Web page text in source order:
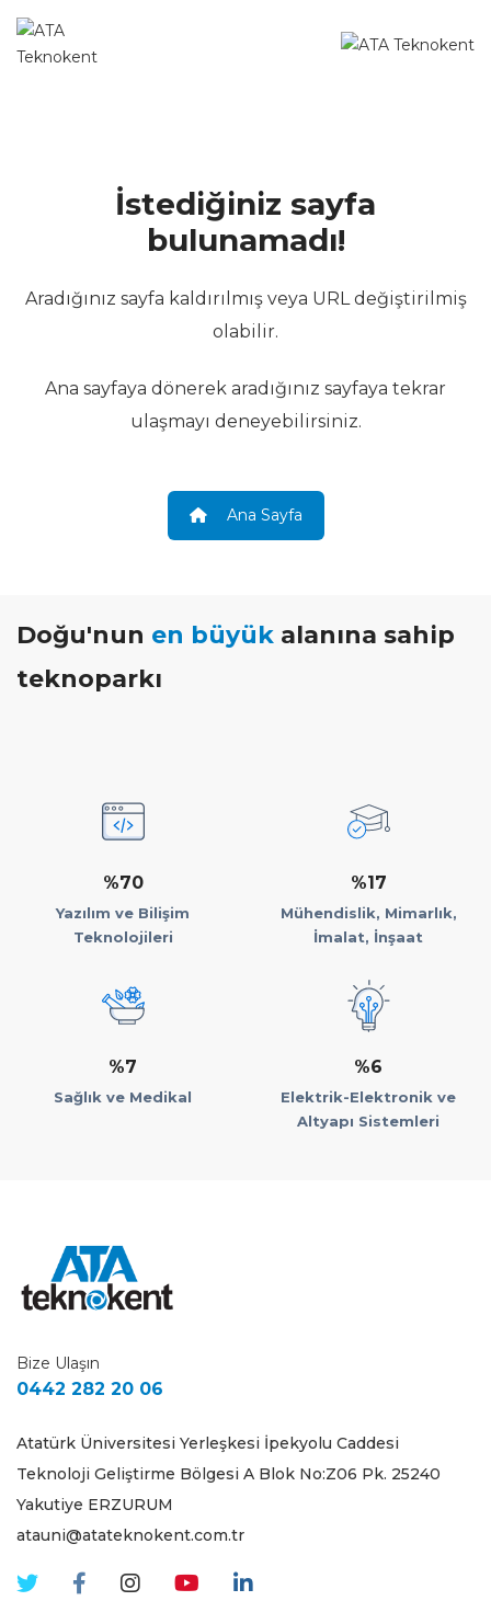
İstediğiniz sayfa
bulunamadı!
Aradığınız sayfa kaldırılmış veya URL değiştirilmiş
olabilir.
Ana sayfaya dönerek aradığınız sayfaya tekrar
ulaşmayı deneyebilirsiniz.
Ana Sayfa
Doğu'nun en büyük alanına sahip
teknoparkı
%70
Yazılım ve Bilişim
Teknolojileri
%17
Mühendislik, Mimarlık,
İmalat, İnşaat
%7
Sağlık ve Medikal
%6
Elektrik-Elektronik ve
Altyapı Sistemleri
Bize Ulaşın
0442 282 20 06
Atatürk Üniversitesi Yerleşkesi İpekyolu Caddesi
Teknoloji Geliştirme Bölgesi A Blok No:Z06 Pk. 25240
Yakutiye ERZURUM
atauni@atateknokent.com.tr